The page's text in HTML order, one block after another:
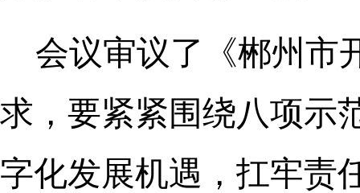
会议审议了《郴州市
求，要紧紧围绕八项示
字化发展机遇，扛牢责